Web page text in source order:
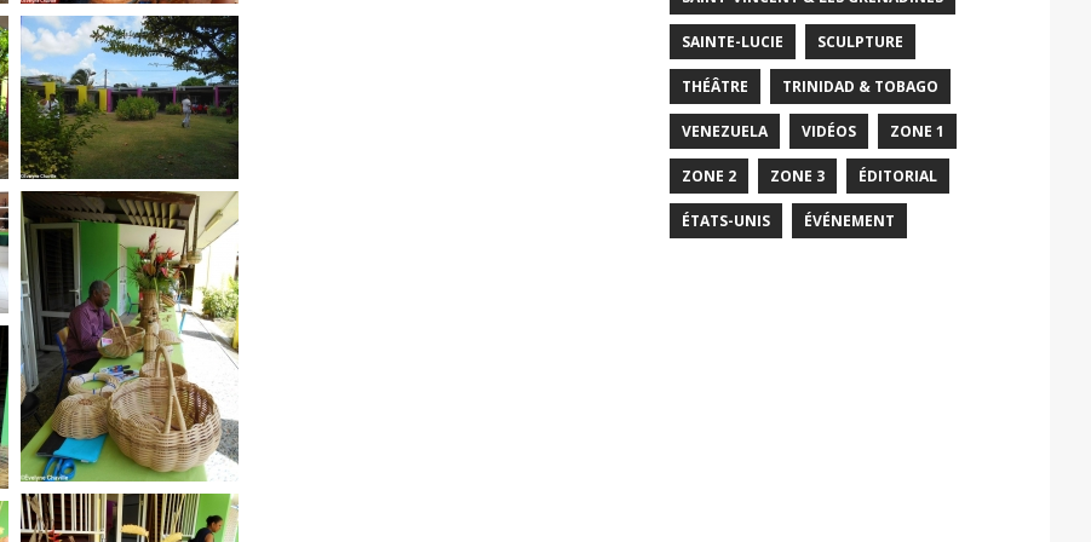
SAINTE-LUCIE SCULPTURE
THÉÂTRE TRINIDAD & TOBAGO
VENEZUELA VIDÉOS ZONE 1
ZONE 2 ZONE 3 ÉDITORIAL
ÉTATS-UNIS ÉVÉNEMENT